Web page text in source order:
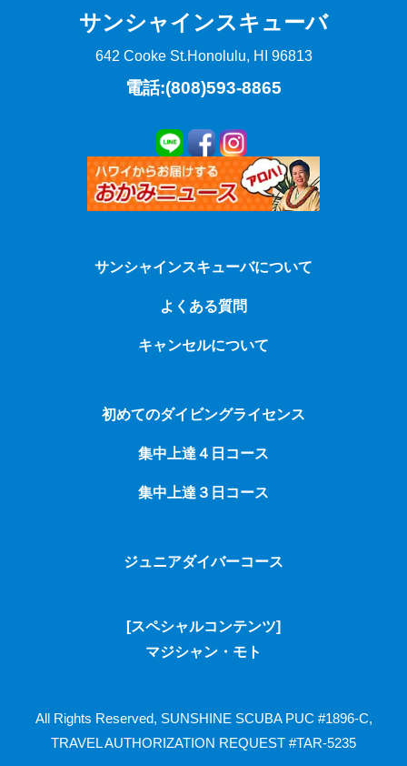
サンシャインスキューバ
642 Cooke St.Honolulu, HI 96813
電話:(808)593-8865
サンシャインスキューバについて
よくある質問
キャンセルについて
初めてのダイビングライセンス
集中上達４日コース
集中上達３日コース
ジュニアダイバーコース
[スペシャルコンテンツ]
マジシャン・モト
All Rights Reserved, SUNSHINE SCUBA PUC #1896-C,
TRAVEL AUTHORIZATION REQUEST #TAR-5235